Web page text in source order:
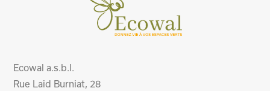
Ecowal a.s.b.l.
Rue Laid Burniat, 28